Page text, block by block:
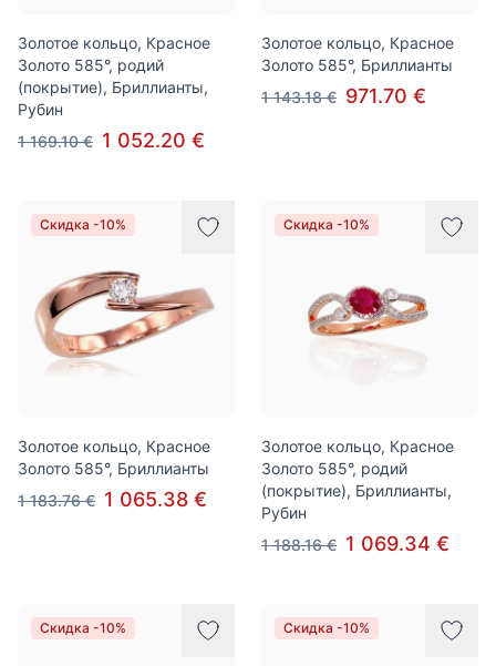
Золотое кольцо, Красное
Золото 585°, родий
(покрытие), Бриллианты,
Рубин
1 169.10 € 1 052.20 €
Золотое кольцо, Красное
Золото 585°, Бриллианты
1 143.18 € 971.70 €
Скидка -10%
Золотое кольцо, Красное
Золото 585°, Бриллианты
1 183.76 € 1 065.38 €
Скидка -10%
Золотое кольцо, Красное
Золото 585°, родий
(покрытие), Бриллианты,
Рубин
1 188.16 € 1 069.34 €
Скидка -10% Скидка -10%